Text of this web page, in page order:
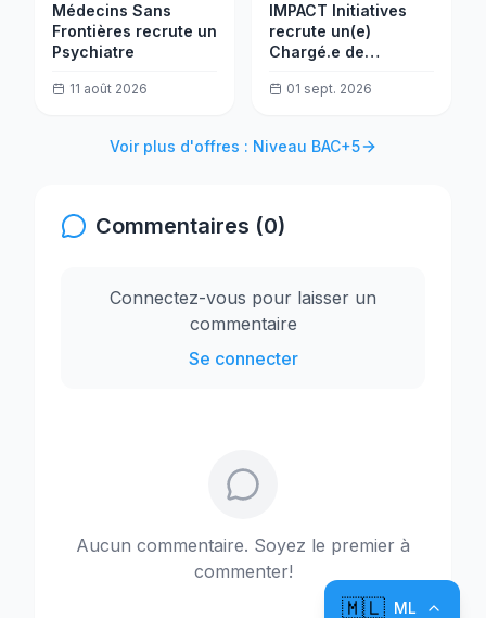
Médecins Sans
Frontières recrute un
Psychiatre
11 août 2026
IMPACT Initiatives
recrute un(e)
Chargé.e de
01 sept. 2026
Voir plus d'offres : Niveau BAC+5
Commentaires (0)
Connectez-vous pour laisser un
commentaire
Se connecter
Aucun commentaire. Soyez le premier à
commenter!
🇲🇱 ML